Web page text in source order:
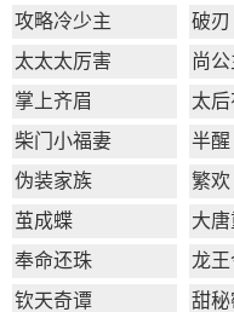
点多
攻略冷少主
破刃
太太太厉害
尚公
掌上齐眉
太
柴门小福妻
半醒
伪装家族
繁欢
茧成蝶
大唐
奉命还珠
龙王
钦天奇谭
甜秘